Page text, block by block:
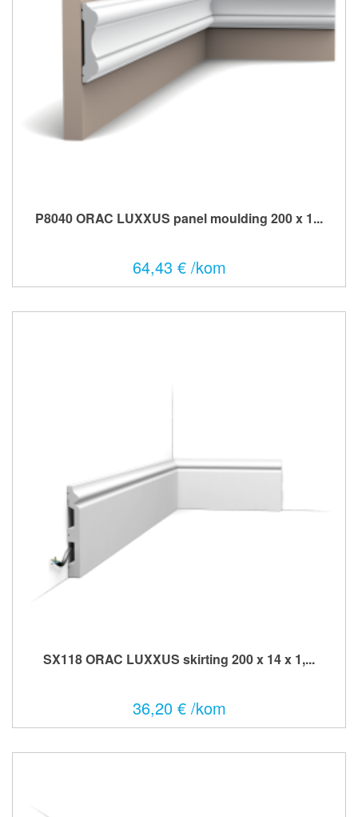
P8040 ORAC LUXXUS panel moulding 200 x 1...
64,43 € /kom
SX118 ORAC LUXXUS skirting 200 x 14 x 1,...
36,20 € /kom